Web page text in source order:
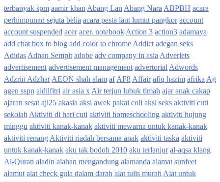
terbanyak spm aamir khan Abang Lan Abang Nara ABPBH acara
perhimpunan sejuta belia acara pesta laut lumut pangkor account
account suspended acer acer. notebook Action 3 action3 adamaya
add chat box to blog add color to chrome Addict adegan seks
Adidas Adnan Sempit adobe adv company in asia Adverlets
advertisement advertisement management advertorial Adwords
Adzrin Adzhar AEON shah alam af AF8 Affair afiq hazim afrika Ag
agen sspn aidilfitri air asia x Air terjun lubuk timah ajar anak cakap
ajaran sesat ajl25 akasia aksi awek pakai coli aksi seks aktiviti cuti
sekolah Aktiviti di hari cuti aktiviti homeschooling aktiviti hujung
minggu aktiviti kanak-kanak aktiviti mewarna untuk kanak-kanak
aktiviti renang Aktiviti riadah bersama anak aktiviti taska aktiviti
untuk kanak-kanak aku tak bodoh 2010 aku terlanjur al-aqsa klang
Al-Quran aladin alahan mengandung alamanda alamat sunfeet
alamut alat check gula dalam darah alat tulis murah Alat untuk